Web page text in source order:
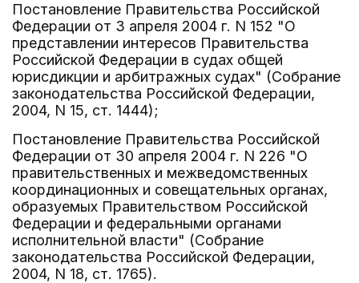
Постановление Правительства Российской
Федерации от 3 апреля 2004 г. N 152 "О
представлении интересов Правительства
Российской Федерации в судах общей
юрисдикции и арбитражных судах" (Собрание
законодательства Российской Федерации,
2004, N 15, ст. 1444);
Постановление Правительства Российской
Федерации от 30 апреля 2004 г. N 226 "О
правительственных и межведомственных
координационных и совещательных органах,
образуемых Правительством Российской
Федерации и федеральными органами
исполнительной власти" (Собрание
законодательства Российской Федерации,
2004, N 18, ст. 1765).